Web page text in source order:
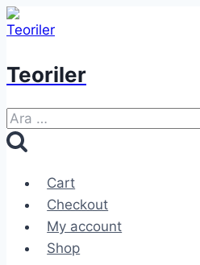
Skip
to
Teoriler
Arama:
Cart
Checkout
My account
Shop